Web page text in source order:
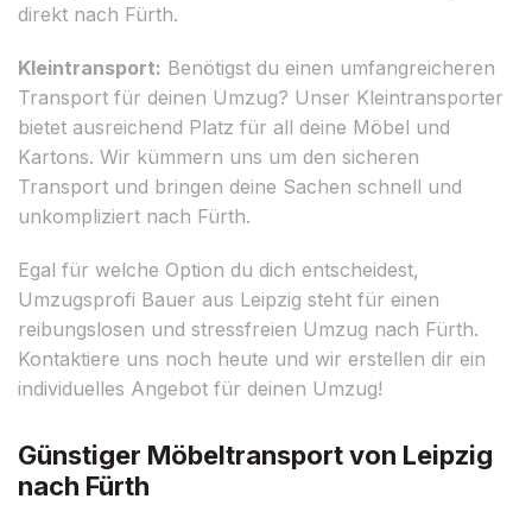
direkt nach Fürth.
Kleintransport: Benötigst du einen umfangreicheren
Transport für deinen Umzug? Unser Kleintransporter
bietet ausreichend Platz für all deine Möbel und
Kartons. Wir kümmern uns um den sicheren
Transport und bringen deine Sachen schnell und
unkompliziert nach Fürth.
Egal für welche Option du dich entscheidest,
Umzugsprofi Bauer aus Leipzig steht für einen
reibungslosen und stressfreien Umzug nach Fürth.
Kontaktiere uns noch heute und wir erstellen dir ein
individuelles Angebot für deinen Umzug!
Günstiger Möbeltransport von Leipzig
nach Fürth